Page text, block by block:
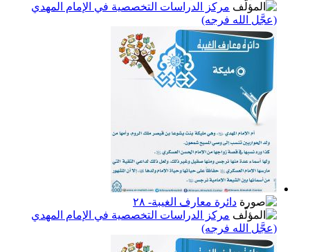
مركز الدراسات التخصصية في الإمام المهدي
(عجَّل الله فرجه)
دائرة معارف الغيبة- ٢٨
مركز الدراسات التخصصية في الإمام المهدي
(عجَّل الله فرجه)